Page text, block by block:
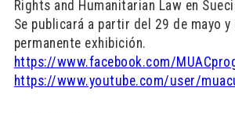
Rights and Humanitarian Law en
Se publicará a partir del 29 de mayo y
permanente exhibición.
https://www.facebook.com/
https://www.youtube.com/user/